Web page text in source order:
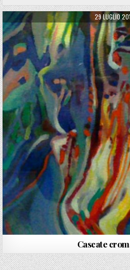
PUBLISHED
29 LUGLIO
Cascate